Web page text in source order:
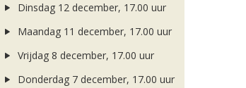
Dinsdag 12 december, 17.00 uur
Maandag 11 december, 17.00 uur
Vrijdag 8 december, 17.00 uur
Donderdag 7 december, 17.00 uur